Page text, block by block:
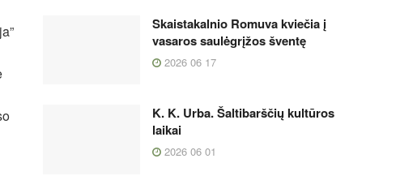
Skaistakalnio Romuva kviečia į
vasaros saulėgrįžos šventę
2026 06 17
K. K. Urba. Šaltibarščių kultūros
laikai
2026 06 01